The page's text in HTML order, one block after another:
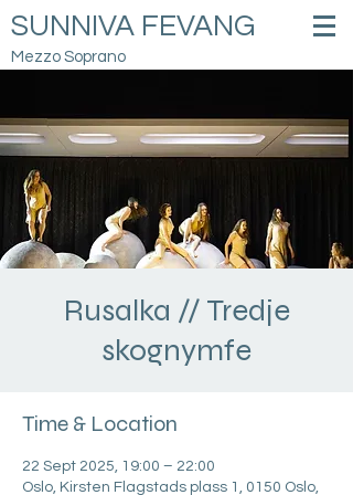
SUNNIVA FEVANG
Mezzo Soprano
Rusalka // Tredje
skognymfe
Time & Location
22 Sept 2025, 19:00 – 22:00
Oslo, Kirsten Flagstads plass 1, 0150 Oslo,